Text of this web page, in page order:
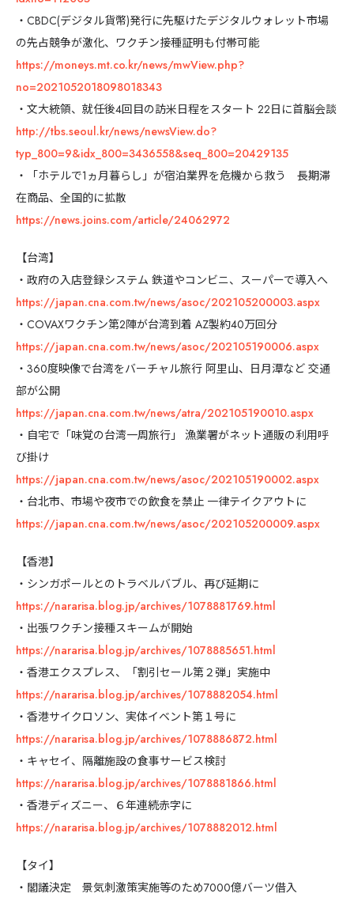
・CBDC(デジタル貨幣)発行に先駆けたデジタルウォレット市場
の先占競争が激化、ワクチン接種証明も付帯可能
https://moneys.mt.co.kr/news/mwView.php?
no=2021052018098018343
・文大統領、就任後4回目の訪米日程をスタート 22日に首脳会談
http://tbs.seoul.kr/news/newsView.do?
typ_800=9&idx_800=3436558&seq_800=20429135
・「ホテルで1ヵ月暮らし」が宿泊業界を危機から救う 長期滞
在商品、全国的に拡散
https://news.joins.com/article/24062972
【台湾】
・政府の入店登録システム 鉄道やコンビニ、スーパーで導入へ
https://japan.cna.com.tw/news/asoc/202105200003.aspx
・COVAXワクチン第2陣が台湾到着 AZ製約40万回分
https://japan.cna.com.tw/news/asoc/202105190006.aspx
・360度映像で台湾をバーチャル旅行 阿里山、日月潭など 交通
部が公開
https://japan.cna.com.tw/news/atra/202105190010.aspx
・自宅で「味覚の台湾一周旅行」 漁業署がネット通販の利用呼
び掛け
https://japan.cna.com.tw/news/asoc/202105190002.aspx
・台北市、市場や夜市での飲食を禁止 一律テイクアウトに
https://japan.cna.com.tw/news/asoc/202105200009.aspx
【香港】
・シンガポールとのトラベルバブル、再び延期に
https://nararisa.blog.jp/archives/1078881769.html
・出張ワクチン接種スキームが開始
https://nararisa.blog.jp/archives/1078885651.html
・香港エクスプレス、「割引セール第２弾」実施中
https://nararisa.blog.jp/archives/1078882054.html
・香港サイクロソン、実体イベント第１号に
https://nararisa.blog.jp/archives/1078886872.html
・キャセイ、隔離施設の食事サービス検討
https://nararisa.blog.jp/archives/1078881866.html
・香港ディズニー、６年連続赤字に
https://nararisa.blog.jp/archives/1078882012.html
【タイ】
・閣議決定 景気刺激策実施等のため7000億バーツ借入